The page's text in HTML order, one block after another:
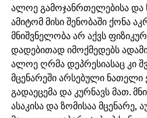
ალოე გამოჯანრთელებისა და
ამიტომ მისი შენობაში ქონა
მნიშვნელობა არ აქვს
დადებითად იმოქმედებს
ალოე ღრმა დეპრესიასაც კი
მცენარეში არსებული ნათელი
გადაეცემა და კურნავს მათ.
ასაკისა და ზომისაა